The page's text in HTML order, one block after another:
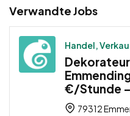
Verwandte Jobs
Handel,
€/Stunde
79312